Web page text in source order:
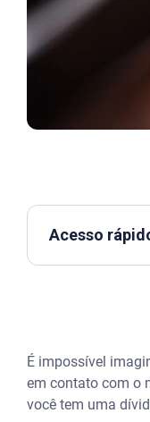
Acesso
Dívidas na
É impossível
em contato com o
você tem uma